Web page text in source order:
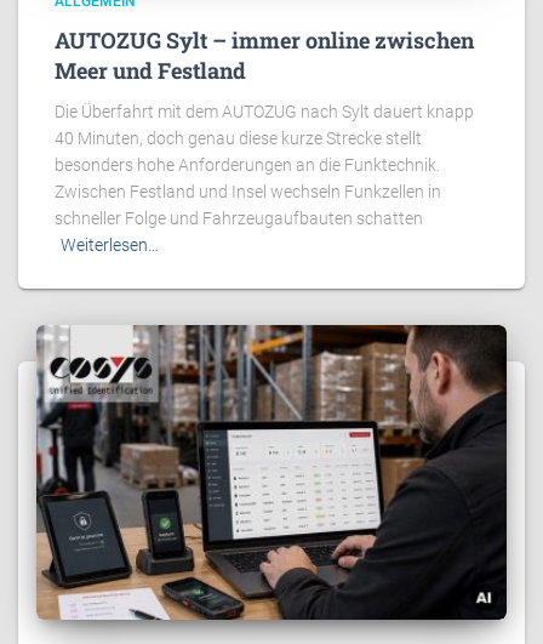
AUTOZUG Sylt – immer online zwischen
Meer und Festland
Die Überfahrt mit dem AUTOZUG nach Sylt dauert knapp
40 Minuten, doch genau diese kurze Strecke stellt
besonders hohe Anforderungen an die Funktechnik.
Zwischen Festland und Insel wechseln Funkzellen in
schneller Folge und Fahrzeugaufbauten schatten
Weiterlesen…